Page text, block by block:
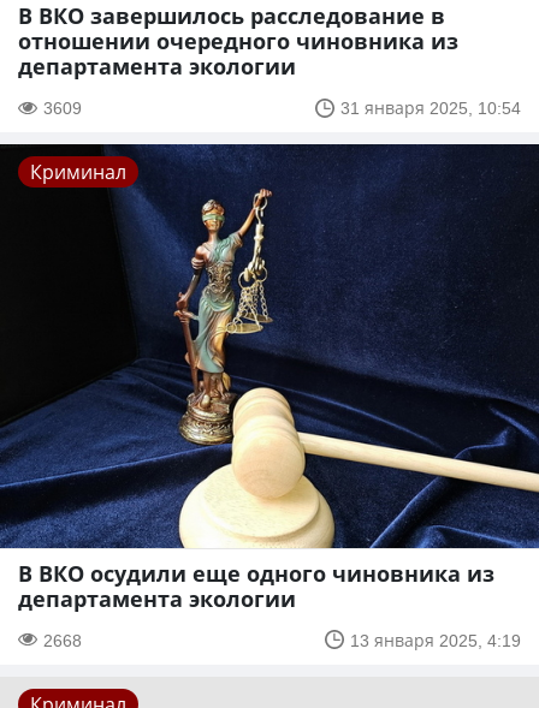
В ВКО завершилось расследование в
отношении очередного чиновника из
департамента экологии
3609 31 января 2025, 10:54
Криминал
В ВКО осудили еще одного чиновника из
департамента экологии
2668 13 января 2025, 4:19